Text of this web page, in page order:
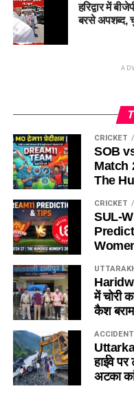
हरिद्वार में
बरसे अपशब्द,
CRICKET
SOB
Match
The
CRICKET
SUL-
में चोरी
कैश
ACCIDENT
हाईवे पर
अटका